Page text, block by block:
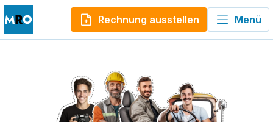
Rechnung ausstellen Menü